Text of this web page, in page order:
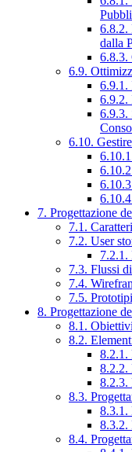
6.8.2.
dalla
6.8.3.
6.9.
6.9.1.
6.9.2.
6.9.3.
6.10.
7. Progettazione
7.1.
7.2. User
7.2.1.
7.3. Flussi
7.4.
7.5.
8. Progettazione
8.1.
8.2.
8.2.1.
8.2.2.
8.2.3.
8.3.
8.3.1.
8.3.2.
8.4.